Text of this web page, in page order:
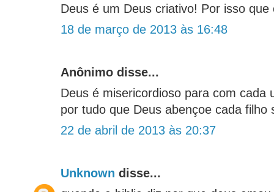
Deus é um Deus criativo! Por isso
18 de março de 2013 às 16:48
Anônimo disse...
Deus é misericordioso para com cada
por tudo que Deus abençoe cada filho
22 de abril de 2013 às 20:37
Unknown disse...